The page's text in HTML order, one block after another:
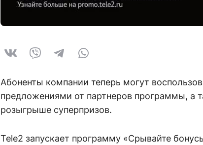
Абоненты компании теперь могут
предложениями от партнеров программы, а
розыгрыше суперпризов.
Tele2 запускает программу «Срывайте